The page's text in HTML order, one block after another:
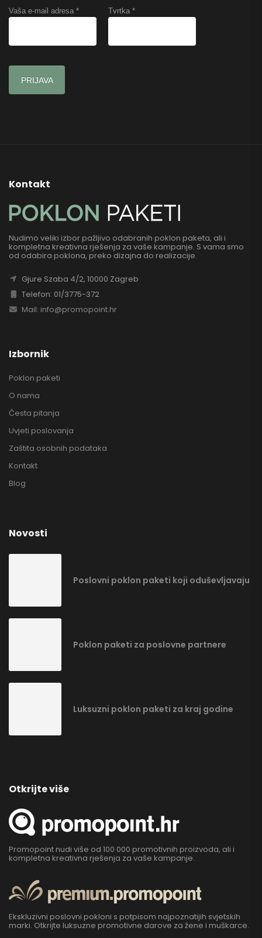
Kontakt
Nudimo veliki izbor pažljivo odabranih poklon paketa, ali i
kompletna kreativna rješenja za vaše kampanje. S vama smo
od odabira poklona, preko dizajna do realizacije.
Gjure Szaba 4/2, 10000 Zagreb
Telefon: 01/3775-372
Mail: info@promopoint.hr
Izbornik
Poklon paketi
O nama
Česta pitanja
Uvjeti poslovanja
Zaštita osobnih podataka
Kontakt
Blog
Novosti
Poslovni poklon paketi koji oduševljavaju
Poklon paketi za poslovne partnere
Luksuzni poklon paketi za kraj godine
Otkrijte više
Promopoint nudi više od 100 000 promotivnih proizvoda, ali i
kompletna kreativna rješenja za vaše kampanje.
Ekskluzivni poslovni pokloni s potpisom najpoznatijih svjetskih
marki. Otkrijte luksuzne promotivne darove za žene i muškarce.